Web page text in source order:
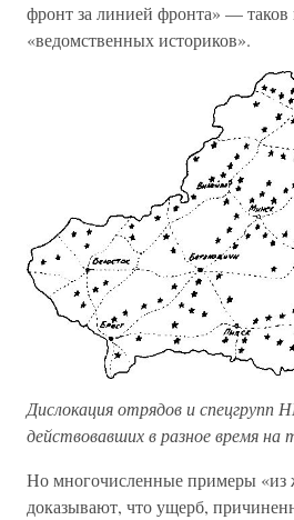
фронт за линией фронта» —
«ведомственных историков».
Дислокация отрядов и
действовавших в разное время
Но многочисленные примеры «из
доказывают, что ущерб,